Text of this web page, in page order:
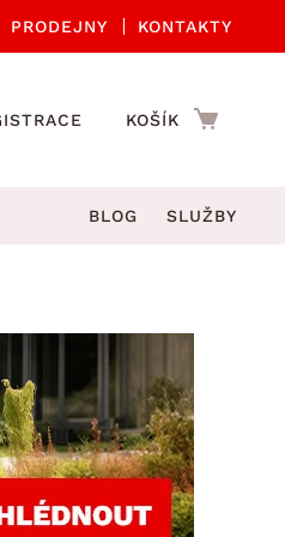
PRODEJNY KONTAKTY
KOŠÍK
příslušenství
doplňky
doplňky
BLOG SLUŽBY